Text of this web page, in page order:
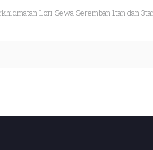
Lori Sewa Seremban 1tan dan